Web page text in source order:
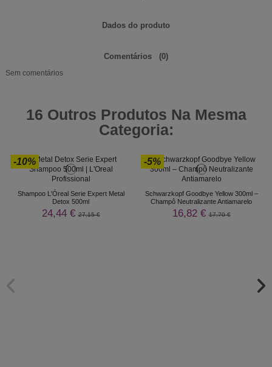
Dados do produto
Comentários (0)
Sem comentários
16 Outros Produtos Na Mesma
Categoria:
-10%
Shampoo L'Óreal Serie Expert Metal
Detox 500ml
24,44 €27,15 €
-5%
Schwarzkopf Goodbye Yellow 300ml –
Champô Neutralizante Antiamarelo
16,82 €17,70 €